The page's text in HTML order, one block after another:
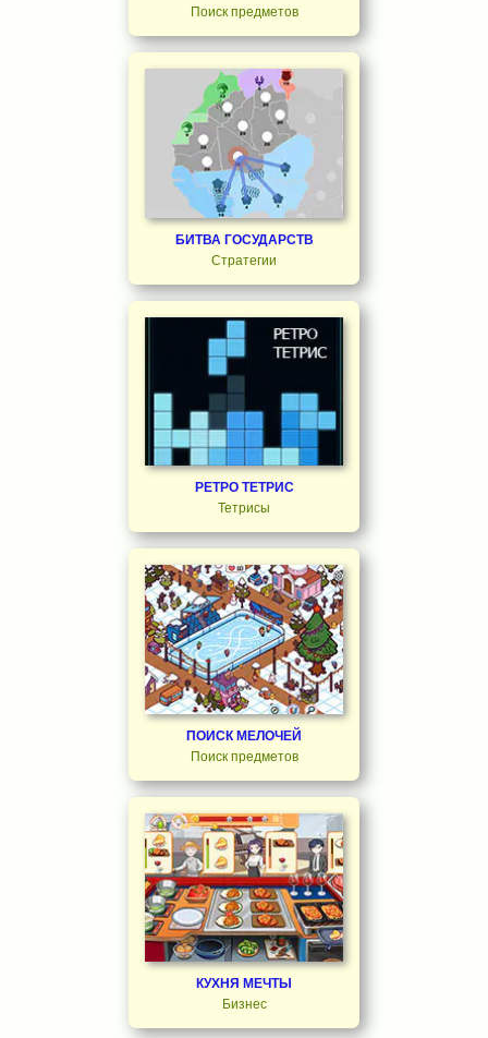
Поиск предметов
БИТВА ГОСУДАРСТВ
Стратегии
РЕТРО ТЕТРИС
Тетрисы
ПОИСК МЕЛОЧЕЙ
Поиск предметов
КУХНЯ МЕЧТЫ
Бизнес